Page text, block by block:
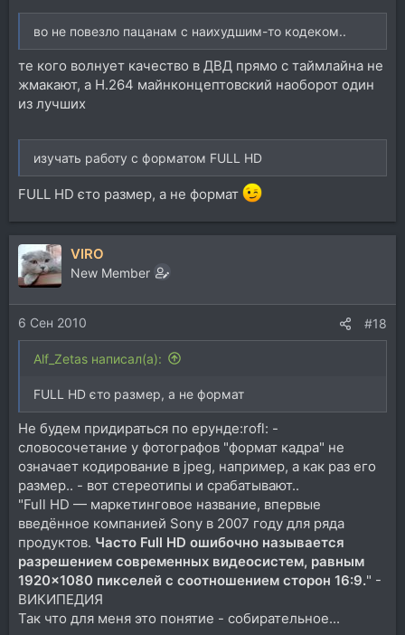
во не повезло пацанам с наихудшим-то кодеком..
те кого волнует качество в ДВД прямо с таймлайна не
жмакают, а Н.264 майнконцептовский наоборот один
из лучших
изучать работу с форматом FULL HD
FULL HD єто размер, а не формат
VIRO
New Member
6 Сен 2010 #18
Alf_Zetas написал(а):
FULL HD єто размер, а не формат
Не будем придираться по ерунде:rofl: -
словосочетание у фотографов "формат кадра" не
означает кодирование в jpeg, например, а как раз его
размер.. - вот стереотипы и срабатывают..
"Full HD — маркетинговое название, впервые
введённое компанией Sony в 2007 году для ряда
продуктов. Часто Full HD ошибочно называется
разрешением современных видеосистем, равным
1920×1080 пикселей с соотношением сторон 16:9." -
ВИКИПЕДИЯ
Так что для меня это понятие - собирательное...